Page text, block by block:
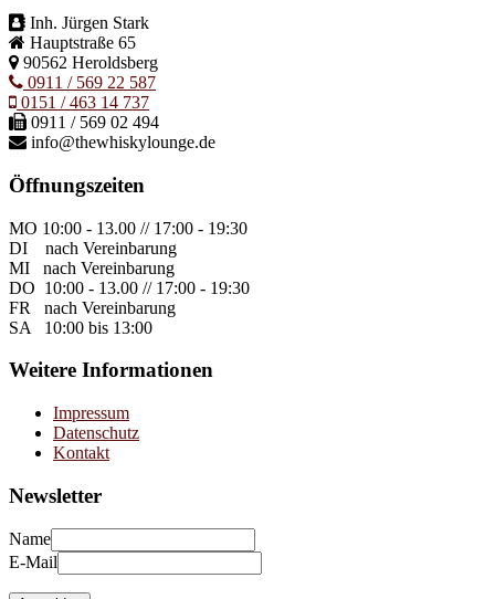
Inh. Jürgen Stark
Hauptstraße 65
90562 Heroldsberg
0911 / 569 22 587
0151 / 463 14 737
0911 / 569 02 494
info@thewhiskylounge.de
Öffnungszeiten
MO 10:00 - 13.00 // 17:00 - 19:30
DI
nach Vereinbarung
MI
nach Vereinbarung
DO 10:00 - 13.00 // 17:00 - 19:30
FR
nach Vereinbarung
SA
10:00 bis 13:00
Weitere Informationen
Impressum
Datenschutz
Kontakt
Newsletter
Name
E-Mail